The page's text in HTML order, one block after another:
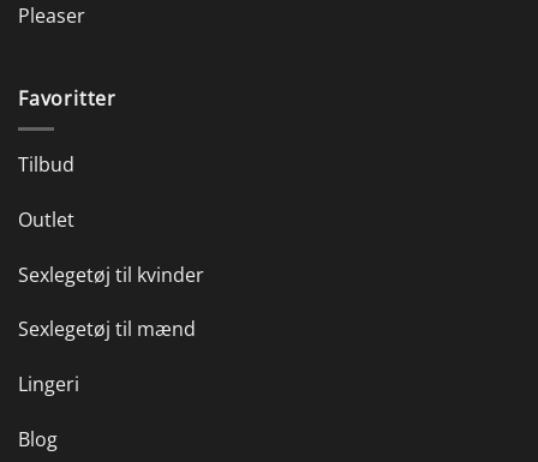
Pleaser
Favoritter
Tilbud
Outlet
Sexlegetøj til kvinder
Sexlegetøj til mænd
Lingeri
Blog